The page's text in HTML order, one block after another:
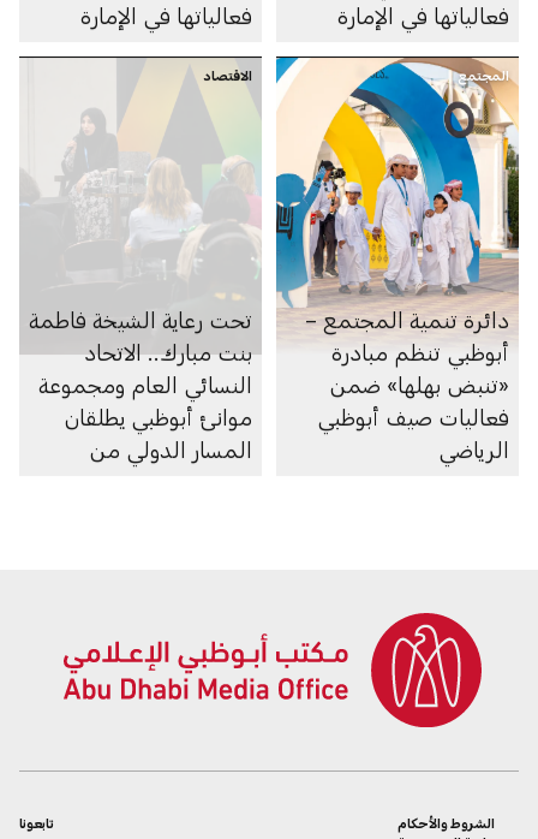
فعالياتها في الإمارة
فعالياتها في الإمارة
المجتمع
دائرة تنمية المجتمع –
أبوظبي تنظم مبادرة
«تنبض بهلها» ضمن
فعاليات صيف أبوظبي
الرياضي
الاقتصاد
تحت رعاية الشيخة فاطمة
بنت مبارك.. الاتحاد
النسائي العام ومجموعة
موانئ أبوظبي يطلقان
المسار الدولي من
تابعونا
الشروط والأحكام